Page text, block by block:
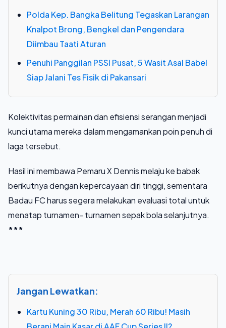
Polda Kep. Bangka Belitung Tegaskan Larangan
Knalpot Brong, Bengkel dan Pengendara
Diimbau Taati Aturan
Penuhi Panggilan PSSI Pusat, 5 Wasit Asal Babel
Siap Jalani Tes Fisik di Pakansari
Kolektivitas permainan dan efisiensi serangan menjadi
kunci utama mereka dalam mengamankan poin penuh di
laga tersebut.
Hasil ini membawa Pemaru X Dennis melaju ke babak
berikutnya dengan kepercayaan diri tinggi, sementara
Badau FC harus segera melakukan evaluasi total untuk
menatap turnamen- turnamen sepak bola selanjutnya.
***
Jangan Lewatkan:
Kartu Kuning 30 Ribu, Merah 60 Ribu! Masih